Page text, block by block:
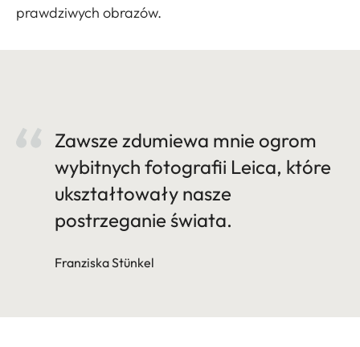
prawdziwych obrazów.
Zawsze zdumiewa mnie ogrom
wybitnych fotografii Leica, które
ukształtowały nasze
postrzeganie świata.
Franziska Stünkel